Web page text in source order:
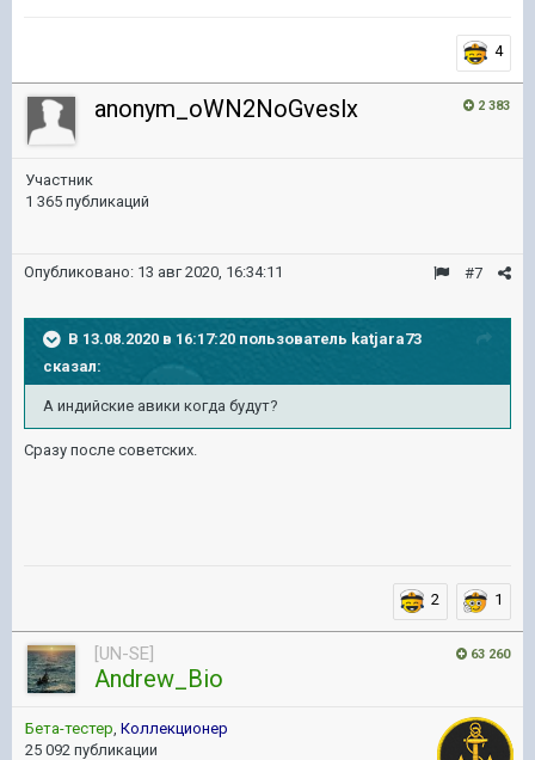
4
2 383
anonym_oWN2NoGveslx
Участник
1 365 публикаций
#7
Опубликовано: 13 авг 2020, 16:34:11
В 13.08.2020 в 16:17:20 пользователь katjara73
сказал:
А индийские авики когда будут?
Сразу после советских.
2 1
63 260
[UN-SE]
Andrew_Bio
Бета-тестер, Коллекционер
25 092 публикации